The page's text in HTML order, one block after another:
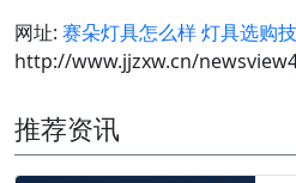
网址: 赛朵灯具怎么样 灯具选购
http://www.jjzxw.cn/
推荐资讯